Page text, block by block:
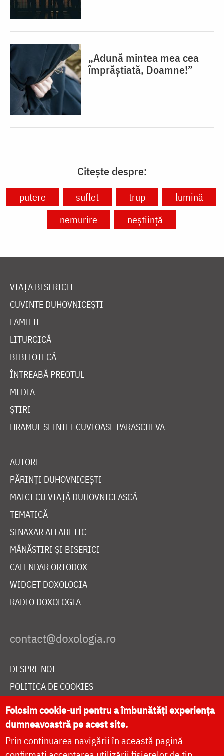
„Adună mintea mea cea
împrăștiată, Doamne!”
Citește despre:
putere suflet trup
lumină
nemurire
neştiinţă
VIAȚA BISERICII
CUVINTE DUHOVNICEȘTI
FAMILIE
LITURGICĂ
BIBLIOTECĂ
ÎNTREABĂ PREOTUL
MEDIA
ȘTIRI
HRAMUL SFINTEI CUVIOASE PARASCHEVA
AUTORI
PĂRINȚI DUHOVNICEȘTI
MAICI CU VIAȚĂ DUHOVNICEASCĂ
TEMATICĂ
SINAXAR ALFABETIC
MĂNĂSTIRI ȘI BISERICI
CALENDAR ORTODOX
WIDGET DOXOLOGIA
RADIO DOXOLOGIA
DESPRE NOI
POLITICA DE COOKIES
DONEAZĂ ONLINE PENTRU CATEDRALA NAȚIONALĂ
LIVE
Folosim cookie-uri pentru a îmbunătăți experiența
dumneavoastră pe acest site.
Prin continuarea navigării în această pagină